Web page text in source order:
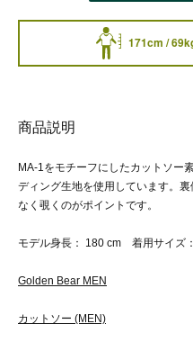
171cm /
商品説明
MA-1をモチーフにしたカットソー
ディング生地を使用しています。
なく覗くのがポイントです。
モデル身長： 180 cm 着用サイズ
Golden Bear MEN
カットソー (MEN)